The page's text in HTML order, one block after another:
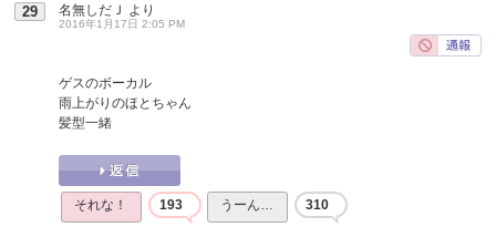
29 名無しだＪ より
2016年1月17日 2:05 PM
ゲスのボーカル
雨上がりのほとちゃん
髪型一緒
それな！ 193 うーん… 310